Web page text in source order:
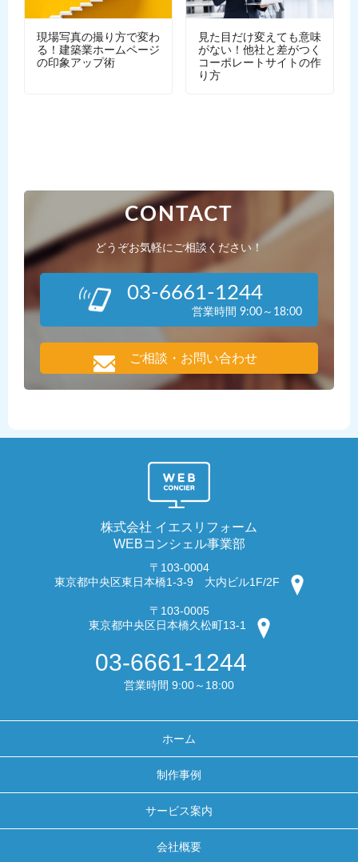
現場写真の撮り方で変わ
る！建築業ホームページ
の印象アップ術
見た目だけ変えても意味
がない！他社と差がつく
コーポレートサイトの作
り方
CONTACT
どうぞお気軽にご相談ください！
03-6661-1244
営業時間 9:00～18:00
ご相談・お問い合わせ
株式会社 イエスリフォーム
WEBコンシェル事業部
〒103-0004
東京都中央区東日本橋1-3-9 大内ビル1F/2F
〒103-0005
東京都中央区日本橋久松町13-1
03-6661-1244
営業時間 9:00～18:00
ホーム
制作事例
サービス案内
会社概要